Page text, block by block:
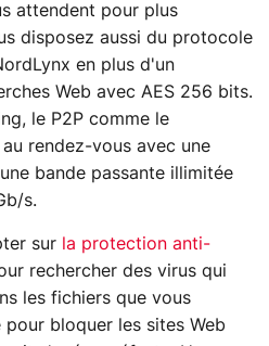
attendent pour plus
disposez aussi du protocole
en plus d'un
Web avec AES 256 bits.
le P2P comme le
rendez-vous avec une
bande passante illimitée
s.
sur la protection anti-
rechercher des virus qui
les fichiers que vous
bloquer les sites Web